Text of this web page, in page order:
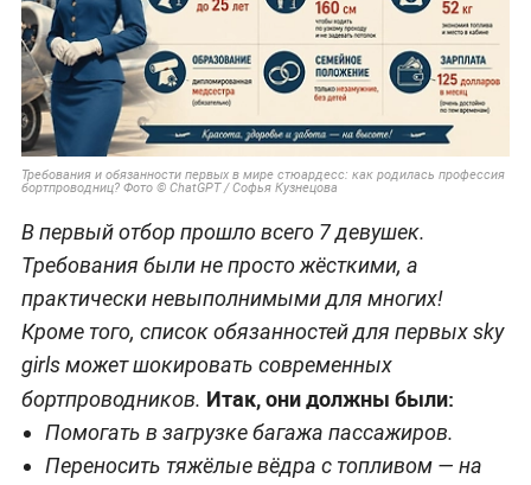
Требования и обязанности первых в мире стюардесс: как родилась профессия
бортпроводниц? Фото © ChatGPT / Софья Кузнецова
В первый отбор прошло всего 7 девушек.
Требования были не просто жёсткими, а
практически невыполнимыми для многих!
Кроме того, список обязанностей для первых sky
girls может шокировать современных
бортпроводников. Итак, они должны были:
Помогать в загрузке багажа пассажиров.
Переносить тяжёлые вёдра с топливом — на